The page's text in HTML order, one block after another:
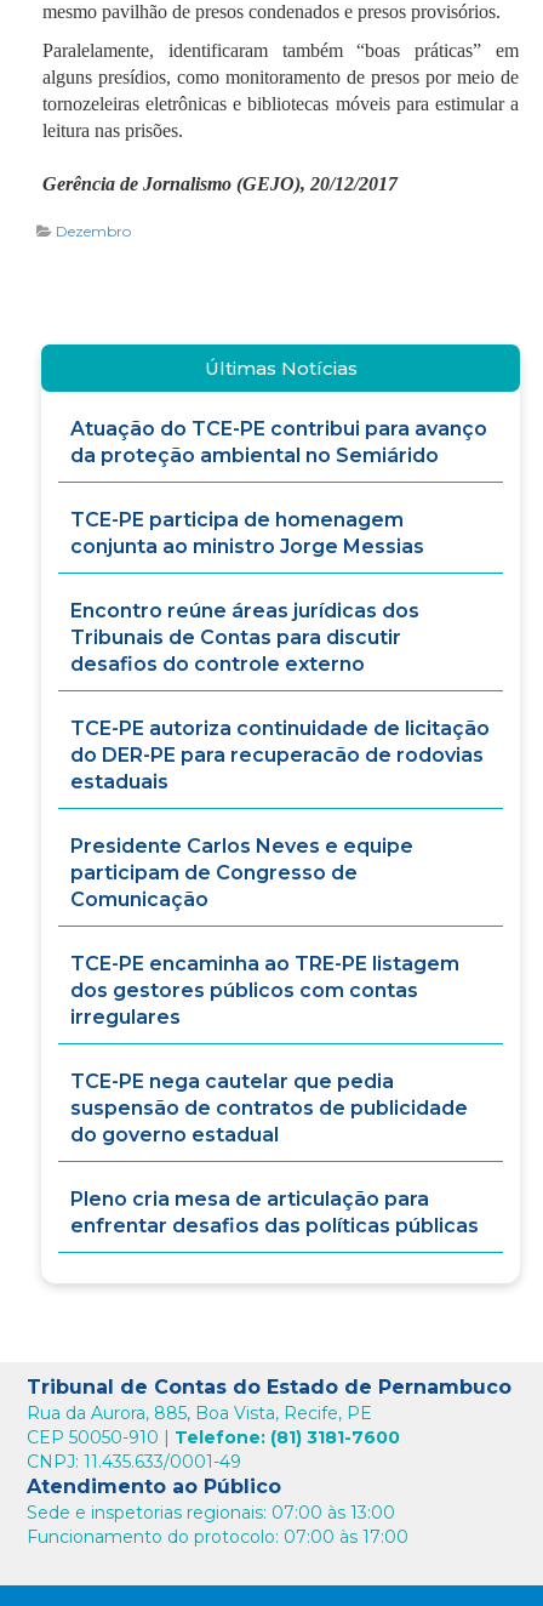
mesmo pavilhão de presos condenados e presos provisórios.
Paralelamente, identificaram também “boas práticas” em
alguns presídios, como monitoramento de presos por meio de
tornozeleiras eletrônicas e bibliotecas móveis para estimular a
leitura nas prisões.
Gerência de Jornalismo (GEJO), 20/12/2017
Dezembro
Últimas Notícias
Atuação do TCE-PE contribui para avanço
da proteção ambiental no Semiárido
TCE-PE participa de homenagem
conjunta ao ministro Jorge Messias
Encontro reúne áreas jurídicas dos
Tribunais de Contas para discutir
desafios do controle externo
TCE-PE autoriza continuidade de licitação
do DER-PE para recuperacão de rodovias
estaduais
Presidente Carlos Neves e equipe
participam de Congresso de
Comunicação
TCE-PE encaminha ao TRE-PE listagem
dos gestores públicos com contas
irregulares
TCE-PE nega cautelar que pedia
suspensão de contratos de publicidade
do governo estadual
Pleno cria mesa de articulação para
enfrentar desafios das políticas públicas
Tribunal de Contas do Estado de Pernambuco
Rua da Aurora, 885, Boa Vista, Recife, PE
CEP 50050-910 | Telefone: (81) 3181-7600
CNPJ: 11.435.633/0001-49
Atendimento ao Público
Sede e inspetorias regionais: 07:00 às 13:00
Funcionamento do protocolo: 07:00 às 17:00